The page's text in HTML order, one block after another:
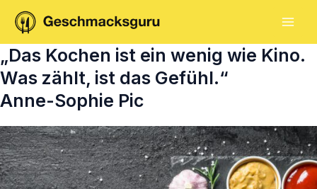
Inhalt
springen
A
M
E
„Das Kochen ist ein wenig wie Kino.
Was zählt, ist das Gefühl.“
Anne-Sophie Pic